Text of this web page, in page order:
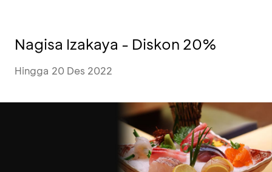
Nagisa Izakaya - Diskon 20%
Hingga 20 Des 2022